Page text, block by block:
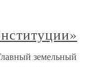
земельный